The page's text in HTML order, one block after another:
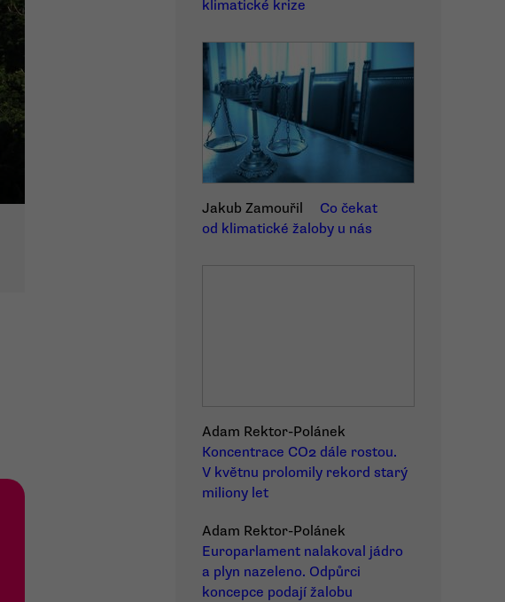
klimatické krize
Jakub Zamouřil
Co čekat
od klimatické žaloby u nás
Adam Rektor-Polánek
Koncentrace CO2 dále rostou.
V květnu prolomily rekord starý
miliony let
Adam Rektor-Polánek
Europarlament nalakoval jádro
a plyn nazeleno. Odpůrci
koncepce podají žalobu